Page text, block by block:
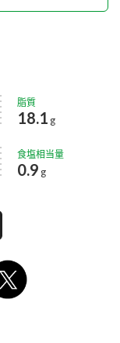
脂質
18.1 g
食塩相当量
0.9 g